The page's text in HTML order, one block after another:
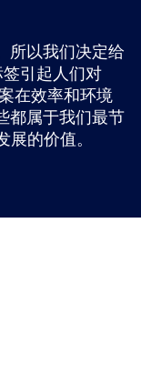
所以我们决定给
引起人们对
在效率和环境
都属于我们最节
的价值。